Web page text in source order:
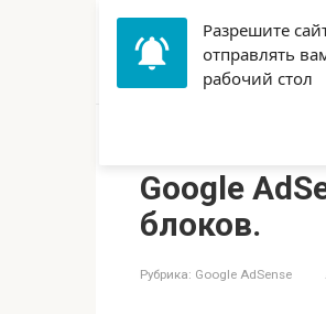
Разрешите
отправлять
рабочий стол
SEO-Блог
Персональный SEO-
Google
блоков.
Рубрика: Google AdSense